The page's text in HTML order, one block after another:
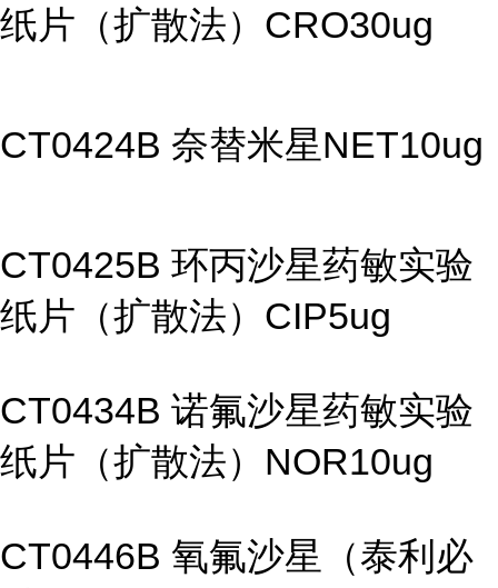
纸片（扩散法）CRO30ug
CT0424B 奈替米星NET10ug
CT0425B 环丙沙星药敏实验
纸片（扩散法）CIP5ug
CT0434B 诺氟沙星药敏实验
纸片（扩散法）NOR10ug
CT0446B 氧氟沙星（泰利必